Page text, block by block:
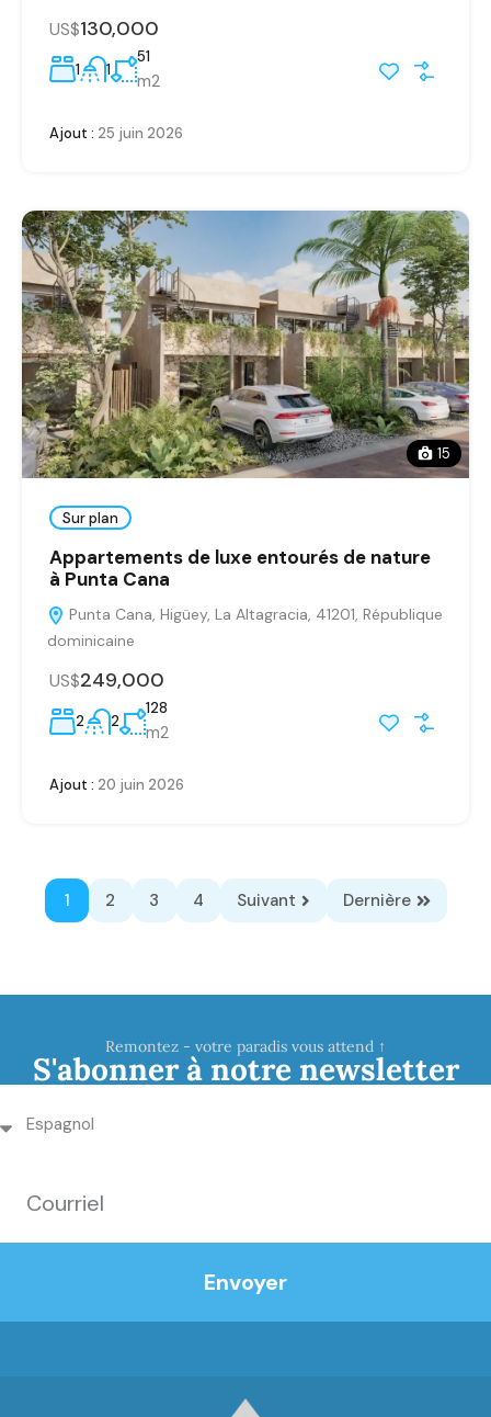
US$130,000
1 1
51
m2
Ajout : 25 juin 2026
15
Sur plan
Appartements de luxe entourés de nature
à Punta Cana
Punta Cana, Higüey, La Altagracia, 41201, République
dominicaine
US$249,000
2 2
128
m2
Ajout : 20 juin 2026
1 2 3 4 Suivant Dernière
Remontez - votre paradis vous attend ↑
S'abonner à notre newsletter
Envoyer